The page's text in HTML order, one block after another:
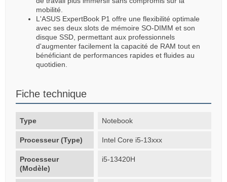
mobilité.
L'ASUS ExpertBook P1 offre une flexibilité optimale
avec ses deux slots de mémoire SO-DIMM et son
disque SSD, permettant aux professionnels
d'augmenter facilement la capacité de RAM tout en
bénéficiant de performances rapides et fluides au
quotidien.
Fiche technique
Type Notebook
Processeur (Type) Intel Core i5-13xxx
Processeur
(Modèle)
i5-13420H